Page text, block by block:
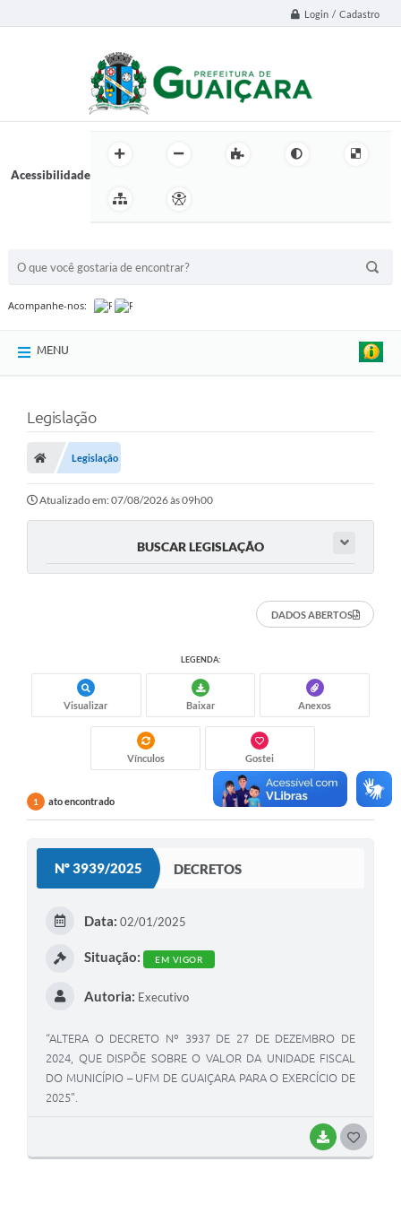
Login / Cadastro
Acessibilidade
Acompanhe-nos:
MENU
Legislação
Legislação
Atualizado em: 07/08/2026 às 09h00
BUSCAR LEGISLAÇÃO
DADOS ABERTOS
LEGENDA:
Visualizar Baixar Anexos
Vínculos Gostei
1 ato encontrado
Nº 3939/2025 DECRETOS
BAIXAR
Data: 02/01/2025
Situação: EM VIGOR
Autoria: Executivo
“ALTERA O DECRETO Nº 3937 DE 27 DE DEZEMBRO DE
2024, QUE DISPÕE SOBRE O VALOR DA UNIDADE FISCAL
DO MUNICÍPIO – UFM DE GUAIÇARA PARA O EXERCÍCIO DE
2025”.